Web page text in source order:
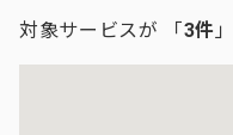
対象サービスが 「3件